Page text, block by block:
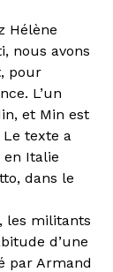
Hélène
nous avons
pour
L’un
et Min est
texte a
en Italie
dans le
les militants
d’une
par Armand